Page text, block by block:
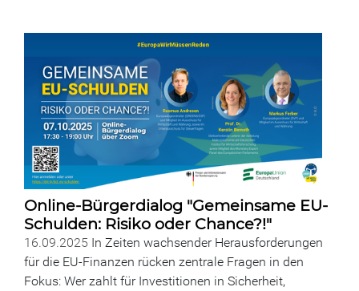
Online-Bürgerdialog "Gemeinsame EU-
Schulden: Risiko oder Chance?!"
16.09.2025 In Zeiten wachsender Herausforderungen
für die EU-Finanzen rücken zentrale Fragen in den
Fokus: Wer zahlt für Investitionen in Sicherheit,